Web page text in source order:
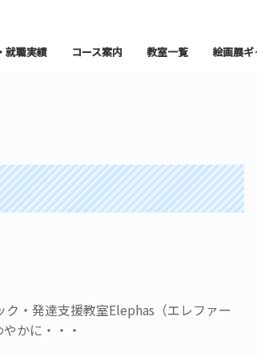
就職実績 コース案内 教室一覧 絵画展ギ
・発達支援教室Elephas（エレファー
かに・・・